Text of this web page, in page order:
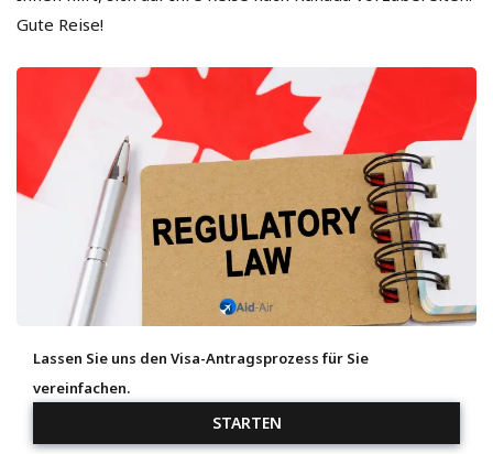
Gute Reise!
Lassen Sie uns den Visa-Antragsprozess für Sie
vereinfachen.
STARTEN